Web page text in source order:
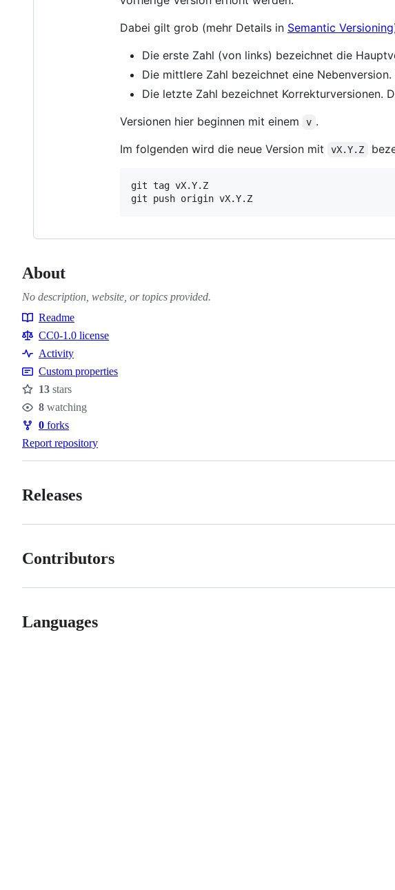
Dabei gilt grob (mehr Details in Semantic Versioning
Die erste Zahl (von links) bezeichnet die
Die mittlere Zahl bezeichnet eine
Die letzte Zahl bezeichnet Korrekturversionen.
Versionen hier beginnen mit einem
v .
Im folgenden wird die neue Version mit
vX.Y.Z
git tag vX.Y.Z
git push origin vX.Y.Z
About
No description, website, or topics provided.
Resources
Readme
CC0-1.0 license
Activity
Custom properties
Stars
13 stars
Watchers
8 watching
Forks
0 forks
Report repository
Releases
Contributors
Languages